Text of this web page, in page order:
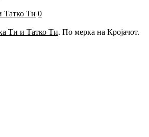
Татко Ти 0
Ти и Татко Ти. По мерка на Кројачот.